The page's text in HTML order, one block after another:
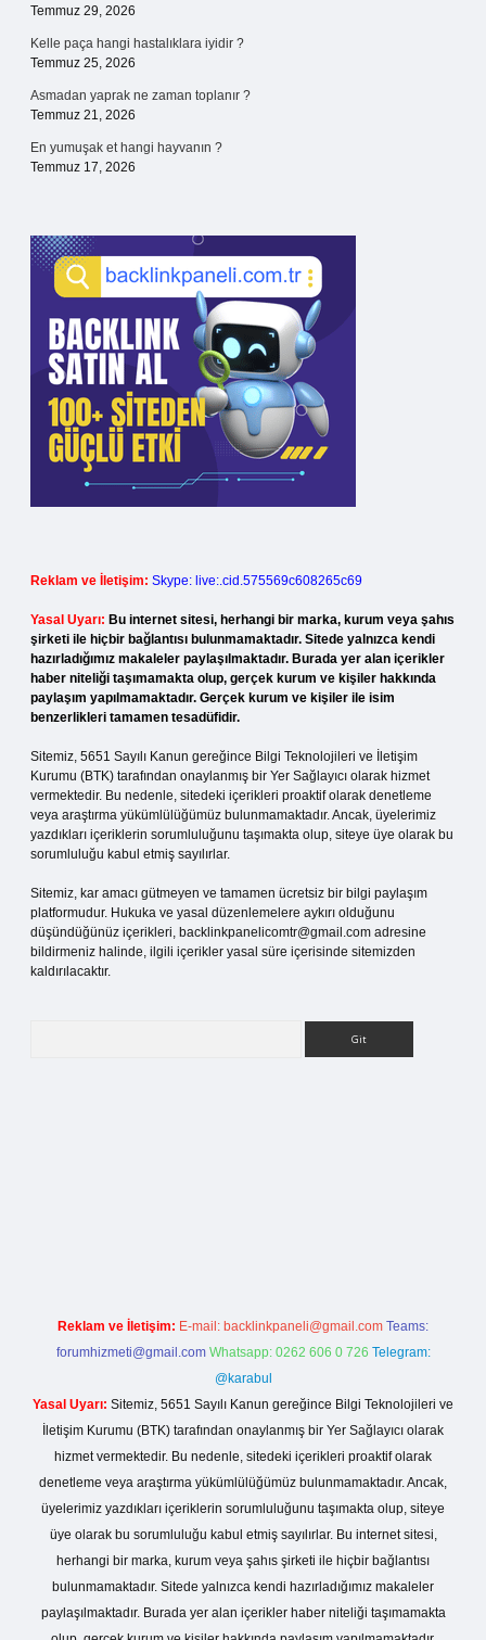
Temmuz 29, 2026
Kelle paça hangi hastalıklara iyidir ?
Temmuz 25, 2026
Asmadan yaprak ne zaman toplanır ?
Temmuz 21, 2026
En yumuşak et hangi hayvanın ?
Temmuz 17, 2026
Reklam ve İletişim: Skype: live:.cid.575569c608265c69
Yasal Uyarı: Bu internet sitesi, herhangi bir marka, kurum veya şahıs
şirketi ile hiçbir bağlantısı bulunmamaktadır. Sitede yalnızca kendi
hazırladığımız makaleler paylaşılmaktadır. Burada yer alan içerikler
haber niteliği taşımamakta olup, gerçek kurum ve kişiler hakkında
paylaşım yapılmamaktadır. Gerçek kurum ve kişiler ile isim
benzerlikleri tamamen tesadüfidir.
Sitemiz, 5651 Sayılı Kanun gereğince Bilgi Teknolojileri ve İletişim
Kurumu (BTK) tarafından onaylanmış bir Yer Sağlayıcı olarak hizmet
vermektedir. Bu nedenle, sitedeki içerikleri proaktif olarak denetleme
veya araştırma yükümlülüğümüz bulunmamaktadır. Ancak, üyelerimiz
yazdıkları içeriklerin sorumluluğunu taşımakta olup, siteye üye olarak bu
sorumluluğu kabul etmiş sayılırlar.
Sitemiz, kar amacı gütmeyen ve tamamen ücretsiz bir bilgi paylaşım
platformudur. Hukuka ve yasal düzenlemelere aykırı olduğunu
düşündüğünüz içerikleri, backlinkpanelicomtr@gmail.com adresine
bildirmeniz halinde, ilgili içerikler yasal süre içerisinde sitemizden
kaldırılacaktır.
Reklam ve İletişim: E-mail: backlinkpaneli@gmail.com Teams:
forumhizmeti@gmail.com Whatsapp: 0262 606 0 726 Telegram:
@karabul
Yasal Uyarı: Sitemiz, 5651 Sayılı Kanun gereğince Bilgi Teknolojileri ve
İletişim Kurumu (BTK) tarafından onaylanmış bir Yer Sağlayıcı olarak
hizmet vermektedir. Bu nedenle, sitedeki içerikleri proaktif olarak
denetleme veya araştırma yükümlülüğümüz bulunmamaktadır. Ancak,
üyelerimiz yazdıkları içeriklerin sorumluluğunu taşımakta olup, siteye
üye olarak bu sorumluluğu kabul etmiş sayılırlar. Bu internet sitesi,
herhangi bir marka, kurum veya şahıs şirketi ile hiçbir bağlantısı
bulunmamaktadır. Sitede yalnızca kendi hazırladığımız makaleler
paylaşılmaktadır. Burada yer alan içerikler haber niteliği taşımamakta